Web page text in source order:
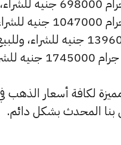
المحدث بشكل دائم.